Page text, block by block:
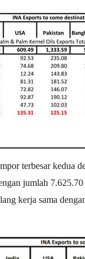
terbesar kedua
jumlah
kerja sama